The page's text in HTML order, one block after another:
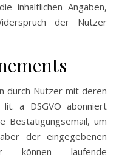
inhaltlichen Angaben,
der Nutzer
durch Nutzer mit deren
a DSGVO abonniert
Bestätigungsemail, um
der eingegebenen
können laufende